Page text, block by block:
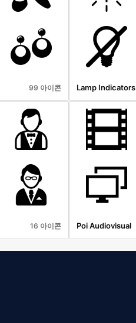
99 아이콘 Lamp Indicators
16 아이콘 Poi Audiovisual